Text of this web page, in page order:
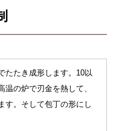
たたき成形します。10以
温の炉で刃金を熱して、
す。そして包丁の形にし